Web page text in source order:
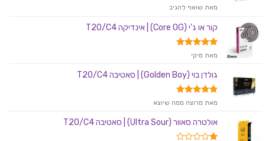
דורג
5
מאת שואף להגיב
קור או ג'י (Core OG) | אינדיקה T20/C4
דורג5
מאת מיקי
גולדן בוי (Golden Boy) | סאטיבה T20/C4
דורג5
מאת מרוצה ממה שיוצא
אולטרה סאוור (Ultra Sour) | סאטיבה T20/C4